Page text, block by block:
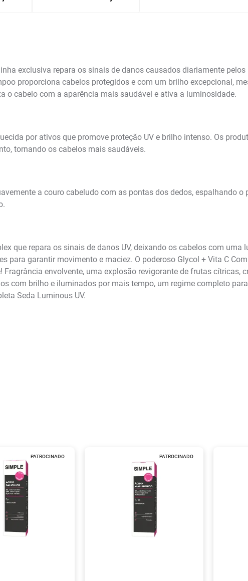
exclusiva repara os sinais de danos causados diariamente
proporciona cabelos protegidos e com um brilho excepcional,
o cabelo com a aparência mais saudável e ativa a luminosidade.
por ativos que promove proteção UV e brilho intenso. Os
tornando os cabelos mais saudáveis.
a couro cabeludo com as pontas dos dedos, espalhando
que repara os sinais de danos UV, deixando os cabelos com
para garantir movimento e maciez. O poderoso Glycol + Vita C
envolvente, uma explosão revigorante de frutas cítricas,
com brilho e iluminados por mais tempo, um regime completo
Seda Luminous UV.
PATROCINADO PATROCINADO